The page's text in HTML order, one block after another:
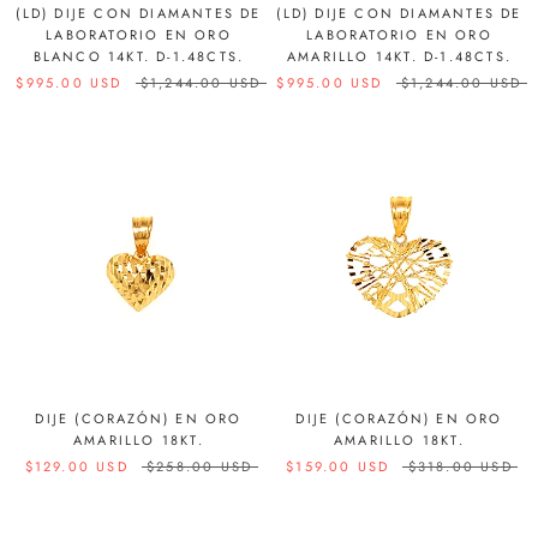
(LD) DIJE CON DIAMANTES DE
LABORATORIO EN ORO
BLANCO 14KT. D-1.48CTS.
$995.00 USD
$1,244.00 USD
(LD) DIJE CON DIAMANTES DE
LABORATORIO EN ORO
AMARILLO 14KT. D-1.48CTS.
$995.00 USD
$1,244.00 USD
DIJE (CORAZÓN) EN ORO
AMARILLO 18KT.
$129.00 USD
$258.00 USD
DIJE (CORAZÓN) EN ORO
AMARILLO 18KT.
$159.00 USD
$318.00 USD